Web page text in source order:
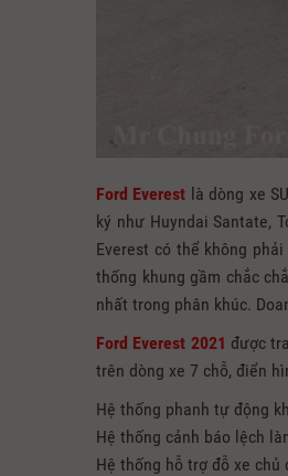
Ford Everest là dòng xe
ký như Huyndai Santate,
Everest có thể không
thống khung gầm chắc
nhất trong phân khúc.
Ford Everest 2021 được
trên dòng xe 7 chỗ, điển
Hệ thống phanh tự động
Hệ thống cảnh báo lệch
Hệ thống hỗ trợ đỗ xe chủ